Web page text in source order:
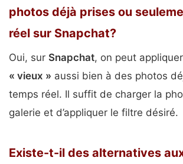
photos déjà prises ou
réel sur Snapchat?
Oui, sur Snapchat, on peut
« vieux » aussi bien à des photos
temps réel. Il suffit de charger la
galerie et d’appliquer le filtre désiré.
Existe-t-il des alternatives